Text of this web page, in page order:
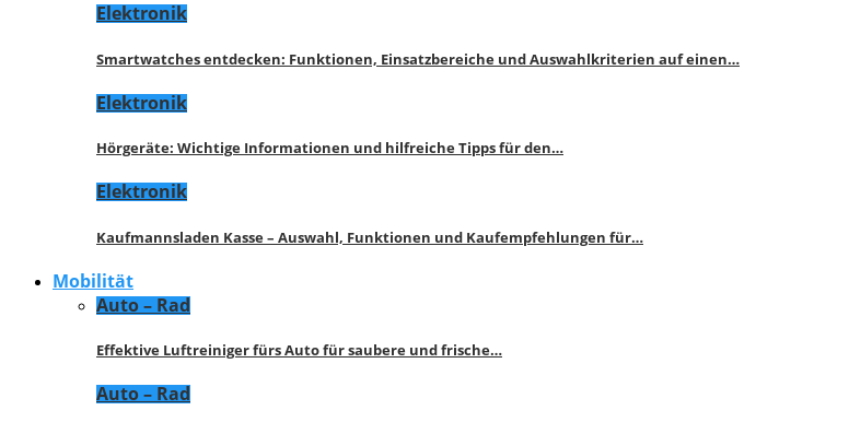
Elektronik
Smartwatches entdecken: Funktionen, Einsatzbereiche und Auswahlkriterien auf einen…
Elektronik
Hörgeräte: Wichtige Informationen und hilfreiche Tipps für den…
Elektronik
Kaufmannsladen Kasse – Auswahl, Funktionen und Kaufempfehlungen für…
Mobilität
Auto – Rad
Effektive Luftreiniger fürs Auto für saubere und frische…
Auto – Rad